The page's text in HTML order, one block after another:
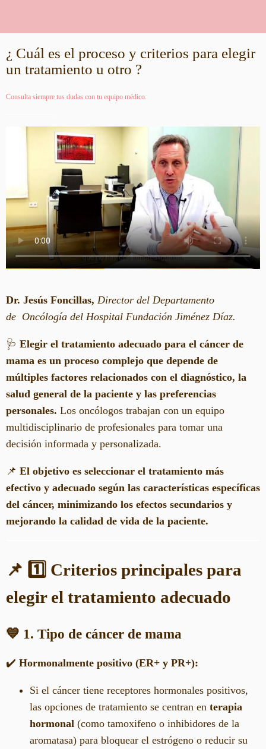
¿ Cuál es el proceso y criterios para elegir
un tratamiento u otro ?
Consulta siempre tus dudas con tu equipo médico.
Dr. Jesús Foncillas, Director del Departamento
de Oncólogía del Hospital Fundación Jiménez Díaz.
🩺 Elegir el tratamiento adecuado para el cáncer de
mama es un proceso complejo que depende de
múltiples factores relacionados con el diagnóstico, la
salud general de la paciente y las preferencias
personales. Los oncólogos trabajan con un equipo
multidisciplinario de profesionales para tomar una
decisión informada y personalizada.
📌 El objetivo es seleccionar el tratamiento más
efectivo y adecuado según las características específicas
del cáncer, minimizando los efectos secundarios y
mejorando la calidad de vida de la paciente.
📌 1️⃣ Criterios principales para
elegir el tratamiento adecuado
💙 1. Tipo de cáncer de mama
✔️ Hormonalmente positivo (ER+ y PR+):
Si el cáncer tiene receptores hormonales positivos,
las opciones de tratamiento se centran en terapia
hormonal (como tamoxifeno o inhibidores de la
aromatasa) para bloquear el estrógeno o reducir su